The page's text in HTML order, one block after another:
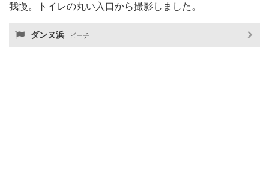
我慢。トイレの丸い入口から撮影しました。
ダンヌ浜 ビーチ